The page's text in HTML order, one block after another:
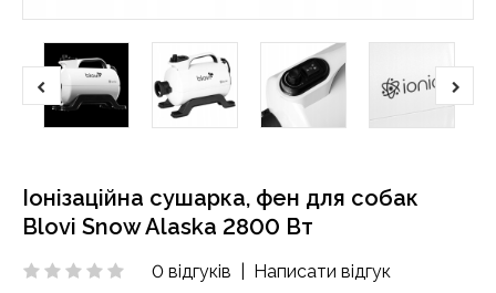
Іонізаційна сушарка, фен для собак
Blovi Snow Alaska 2800 Вт
0 відгуків Написати відгук